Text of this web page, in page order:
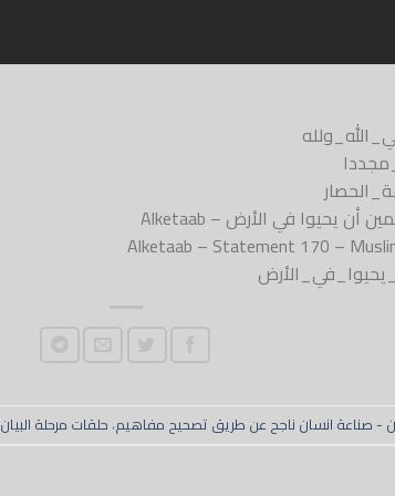
Alketaab – Statement 170 –
- صناعة انسان ناجح عن طريق تصحيح مفاهيم، حلقات مرحلة البيان